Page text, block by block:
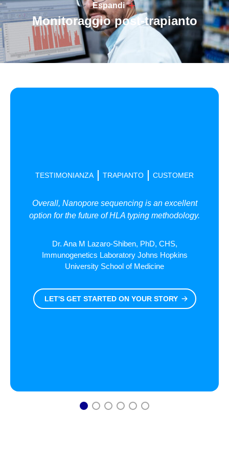
Espandi
Monitoraggio post-trapianto
TESTIMONIANZA TRAPIANTO CUSTOMER
Overall, Nanopore sequencing is an excellent
option for the future of HLA typing methodology.
Dr. Ana M Lazaro-Shiben, PhD, CHS,
Immunogenetics Laboratory Johns Hopkins
University School of Medicine
LET'S GET STARTED ON YOUR STORY
1 2 3 4 5 6